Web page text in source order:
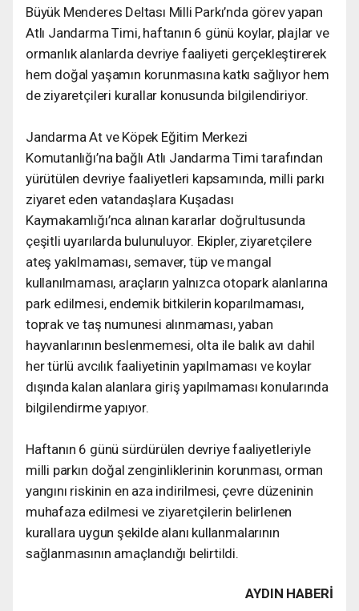
Büyük Menderes Deltası Milli Parkı’nda görev yapan
Atlı Jandarma Timi, haftanın 6 günü koylar, plajlar ve
ormanlık alanlarda devriye faaliyeti gerçekleştirerek
hem doğal yaşamın korunmasına katkı sağlıyor hem
de ziyaretçileri kurallar konusunda bilgilendiriyor.
Jandarma At ve Köpek Eğitim Merkezi
Komutanlığı’na bağlı Atlı Jandarma Timi tarafından
yürütülen devriye faaliyetleri kapsamında, milli parkı
ziyaret eden vatandaşlara Kuşadası
Kaymakamlığı’nca alınan kararlar doğrultusunda
çeşitli uyarılarda bulunuluyor. Ekipler, ziyaretçilere
ateş yakılmaması, semaver, tüp ve mangal
kullanılmaması, araçların yalnızca otopark alanlarına
park edilmesi, endemik bitkilerin koparılmaması,
toprak ve taş numunesi alınmaması, yaban
hayvanlarının beslenmemesi, olta ile balık avı dahil
her türlü avcılık faaliyetinin yapılmaması ve koylar
dışında kalan alanlara giriş yapılmaması konularında
bilgilendirme yapıyor.
Haftanın 6 günü sürdürülen devriye faaliyetleriyle
milli parkın doğal zenginliklerinin korunması, orman
yangını riskinin en aza indirilmesi, çevre düzeninin
muhafaza edilmesi ve ziyaretçilerin belirlenen
kurallara uygun şekilde alanı kullanmalarının
sağlanmasının amaçlandığı belirtildi.
AYDIN HABERİ